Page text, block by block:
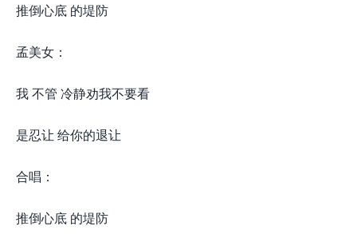
推倒心底 的堤防
孟美女：
我 不管 冷静劝我不要看
是忍让 给你的退让
合唱：
推倒心底 的堤防